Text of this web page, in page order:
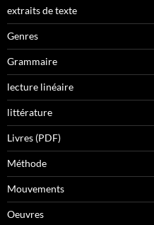
extraits de texte
Genres
Grammaire
lecture linéaire
littérature
Livres (PDF)
Méthode
Mouvements
Oeuvres